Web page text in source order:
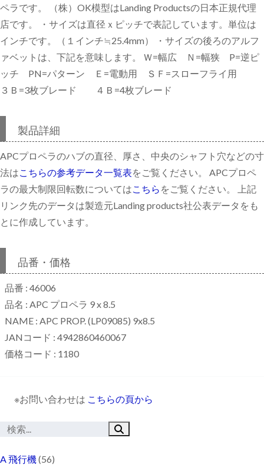
ペラです。 （株）OK模型はLanding Productsの日本正規代理
店です。 ・サイズは直径ｘピッチで表記しています。単位は
インチです。（１インチ≒25.4mm） ・サイズの後ろのアルフ
ァベットは、下記を意味します。 Ｗ=幅広 Ｎ=幅狭 P=逆ピ
ッチ PN=パターン Ｅ=電動用 ＳＦ=スローフライ用
３Ｂ=3枚ブレード ４Ｂ=4枚ブレード
製品詳細
APCプロペラのハブの直径、厚さ、中央のシャフト穴などの寸
法は こちらの参考データ一覧表をご覧ください。 APCプロペ
ラの最大制限回転数については こちら をご覧ください。 上記
リンク先のデータは製造元Landing products社公表データをも
とに作成しています。
品番・価格
品番 : 46006
品名 : APC プロペラ 9 x 8.5
NAME : APC PROP. (LP09085) 9x8.5
JANコード : 4942860460067
価格コード : 1180
※お問い合わせは こちらの頁から
A 飛行機(56)